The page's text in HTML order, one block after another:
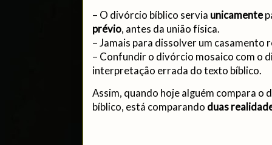
– O divórcio bíblico servia unicamente
prévio, antes da união física.
– Jamais para dissolver um casamento
– Confundir o divórcio mosaico com o
interpretação errada do texto bíblico.
Assim, quando hoje alguém compara o
bíblico, está comparando duas